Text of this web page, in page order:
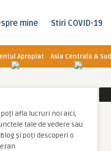
mine Stiri COVID-19
Apropiat Asia Centrala & Sud
afla lucruri noi aici,
tale de vedere sau
și poți descoperi o